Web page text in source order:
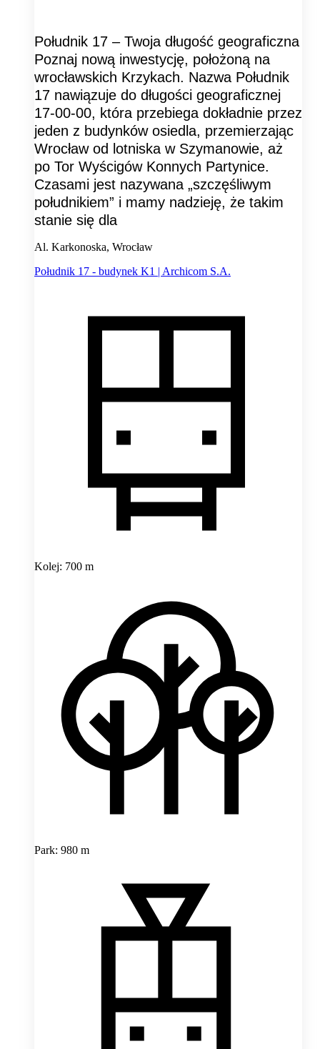
Południk 17 – Twoja długość geograficzna
Poznaj nową inwestycję, położoną na
wrocławskich Krzykach. Nazwa Południk
17 nawiązuje do długości geograficznej
17-00-00, która przebiega dokładnie przez
jeden z budynków osiedla, przemierzając
Wrocław od lotniska w Szymanowie, aż
po Tor Wyścigów Konnych Partynice.
Czasami jest nazywana „szczęśliwym
południkiem” i mamy nadzieję, że takim
stanie się dla
Al. Karkonoska, Wrocław
Południk 17 - budynek K1 | Archicom S.A.
Kolej: 700 m
Park: 980 m